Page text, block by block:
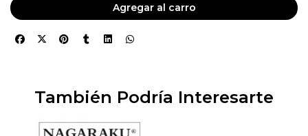
Agregar al carro
También Podría Interesarte